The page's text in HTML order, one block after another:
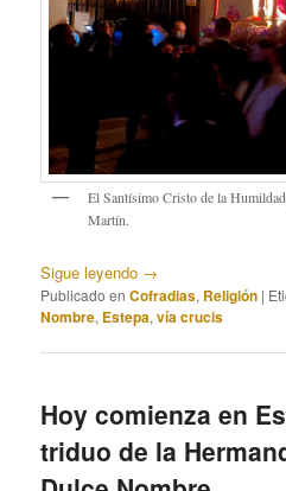
El Santísimo Cristo de la
Martín.
Sigue leyendo →
Publicado en Cofradias, Religión |
Nombre, Estepa,vía crucis
Hoy comienza en
triduo de la